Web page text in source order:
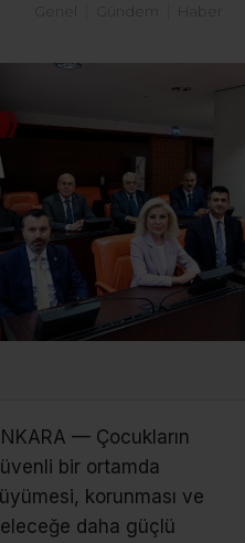
Gündem Haber
— Çocukların
bir ortamda
korunması ve
daha güçlü